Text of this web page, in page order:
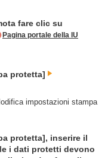
fare clic su
Pagina portale della IU
protetta]
impostazioni stampa
protetta], inserire il
i dati protetti devono